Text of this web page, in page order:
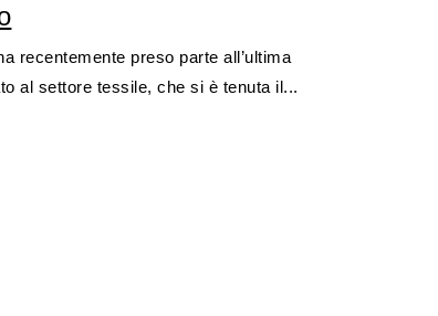
recentemente preso parte all’ultima
al settore tessile, che si è tenuta il...